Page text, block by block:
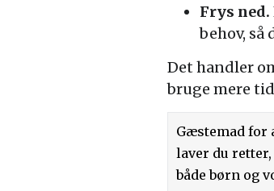
Frys ned.
behov,
Det handler
bruge mere
Gæstemad for
laver du
både børn og